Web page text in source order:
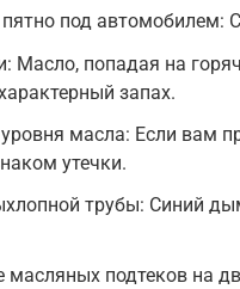
под автомобилем:
Масло, попадая на
запах.
масла: Если вам
утечки.
трубы: Синий
масляных подтеков на